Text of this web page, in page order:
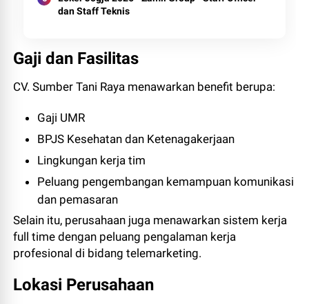
dan Staff Teknis
Gaji dan Fasilitas
CV. Sumber Tani Raya menawarkan benefit berupa:
Gaji UMR
BPJS Kesehatan dan Ketenagakerjaan
Lingkungan kerja tim
Peluang pengembangan kemampuan komunikasi
dan pemasaran
Selain itu, perusahaan juga menawarkan sistem kerja
full time dengan peluang pengalaman kerja
profesional di bidang telemarketing.
Lokasi Perusahaan